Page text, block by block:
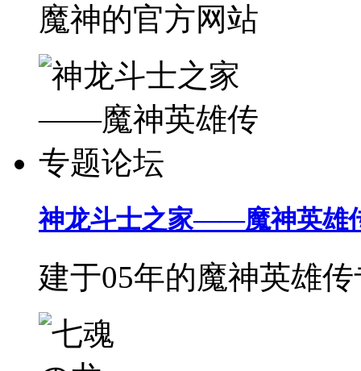
魔神的官方网站
神龙斗士之家——魔神英雄
建于05年的魔神英雄